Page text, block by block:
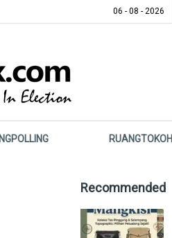
06 - 08 - 2026
RUANGTOKOH
Recommended